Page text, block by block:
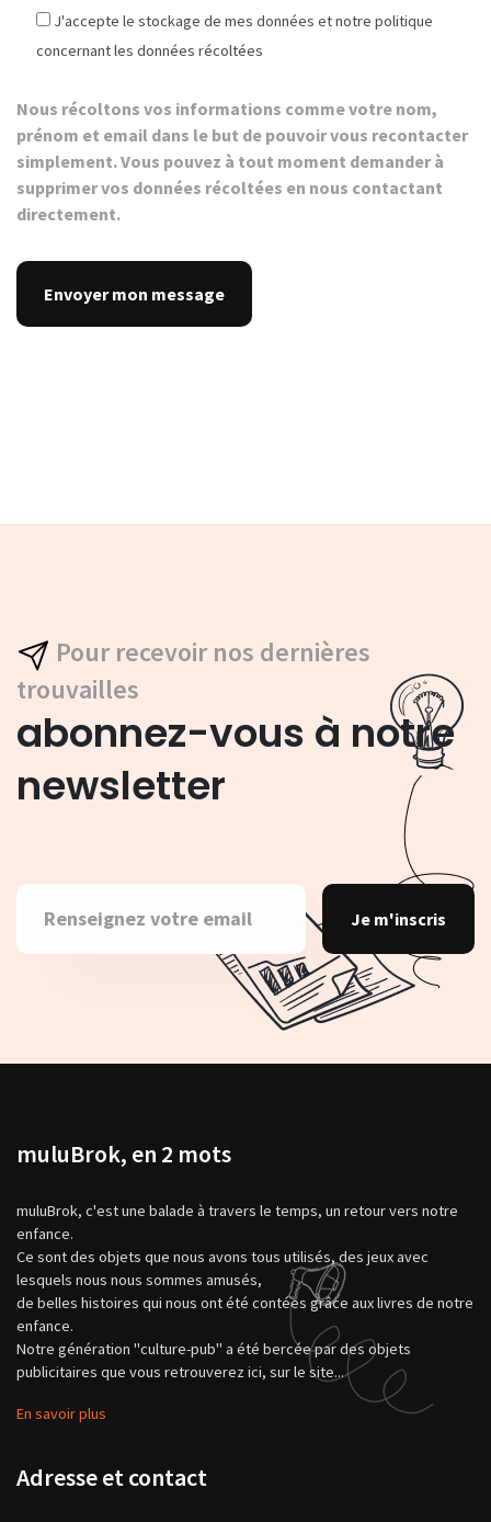
J'accepte le stockage de mes données et notre politique
concernant les données récoltées
Nous récoltons vos informations comme votre nom,
prénom et email dans le but de pouvoir vous recontacter
simplement. Vous pouvez à tout moment demander à
supprimer vos données récoltées en nous contactant
directement.
Pour recevoir nos dernières
trouvailles
abonnez-vous à notre
newsletter
Je m'inscris
muluBrok, en 2 mots
muluBrok, c'est une balade à travers le temps, un retour vers notre
enfance.
Ce sont des objets que nous avons tous utilisés, des jeux avec
lesquels nous nous sommes amusés,
de belles histoires qui nous ont été contées grâce aux livres de notre
enfance.
Notre génération "culture-pub" a été bercée par des objets
publicitaires que vous retrouverez ici, sur le site...
En savoir plus
Adresse et contact